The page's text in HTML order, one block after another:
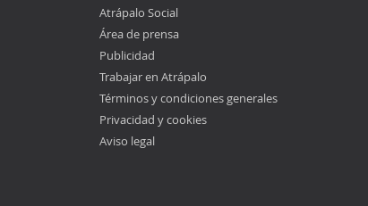
Atrápalo Social
Área de prensa
Publicidad
Trabajar en Atrápalo
Términos y condiciones generales
Privacidad y cookies
Aviso legal